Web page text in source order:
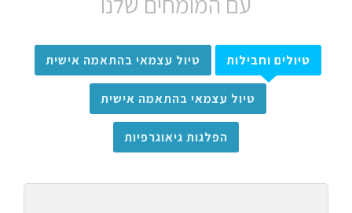
טיולים וחבילות טיול עצמאי בהתאמה אישית
טיול עצמאי בהתאמה אישית
הפלגות גיאוגרפיות